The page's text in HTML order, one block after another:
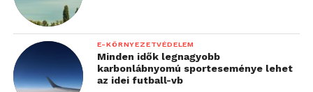
E-KÖRNYEZETVÉDELEM
Minden idők legnagyobb
karbonlábnyomú sporteseménye lehet
az idei futball-vb